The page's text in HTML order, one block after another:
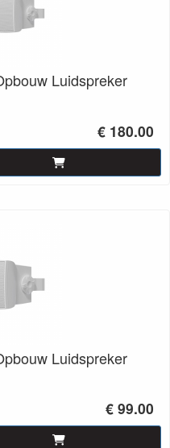
Luidspreker
€ 180.00
Luidspreker
€ 99.00